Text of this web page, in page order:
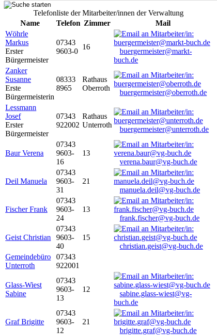
Telefonliste der Mitarbeiter/innen der Verwaltung
Name
Telefon Zimmer
Mail
Wöhrle
Markus
Erster
Bürgermeister
07343
9603-0
16
buergermeister@markt-
buch.de
Zanker
Susanne
Erste
Bürgermeisterin
08333
8965
Rathaus
Oberroth
buergermeister@oberroth.de
Lessmann
Josef
Erster
Bürgermeister
07343
922002
Rathaus
Unterroth
buergermeister@unterroth.de
Baur Verena
07343
9603-
16
13
verena.baur@vg-buch.de
Deil Manuela
07343
9603-
31
21
manuela.deil@vg-buch.de
Fischer Frank
07343
9603-
24
13
frank.fischer@vg-buch.de
Geist Christian
07343
9603-
40
15
christian.geist@vg-buch.de
Gemeindebüro
Unterroth
07343
922001
Glass-Wiest
Sabine
07343
9603-
13
12
sabine.glass-wiest@vg-
buch.de
Graf Brigitte
07343
9603-
12
21
brigitte.graf@vg-buch.de